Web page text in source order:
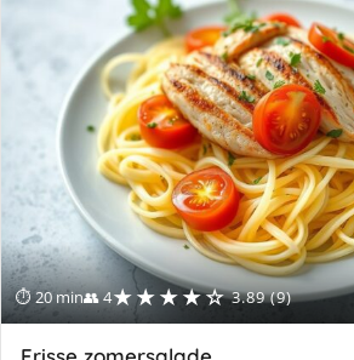
⏱ 20 min👥 4★★★★☆ 3.89 (9)